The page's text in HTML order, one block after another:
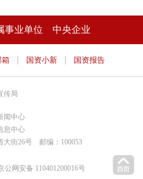
事业单位 中央企业
箱 | 国资小新 | 国资报告
传局
闻中心
息中心
大街26号 邮编：100053
公网安备 110401200016号